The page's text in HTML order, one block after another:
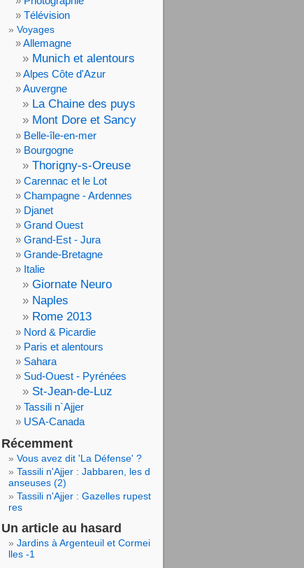
Télévision
Voyages
Allemagne
Munich et alentours
Alpes Côte d'Azur
Auvergne
La Chaine des puys
Mont Dore et Sancy
Belle-île-en-mer
Bourgogne
Thorigny-s-Oreuse
Carennac et le Lot
Champagne - Ardennes
Djanet
Grand Ouest
Grand-Est - Jura
Grande-Bretagne
Italie
Giornate Neuro
Naples
Rome 2013
Nord & Picardie
Paris et alentours
Sahara
Sud-Ouest - Pyrénées
St-Jean-de-Luz
Tassili n`Ajjer
USA-Canada
Récemment
Vous avez dit 'La Défense' ?
Tassili n'Ajjer : Jabbaren, les d
anseuses (2)
Tassili n'Ajjer : Gazelles rupest
res
Un article au hasard
Jardins à Argenteuil et Cormei
lles -1